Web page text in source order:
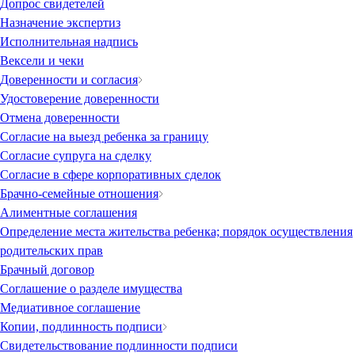
Допрос свидетелей
Назначение экспертиз
Исполнительная надпись
Вексели и чеки
Доверенности и согласия
Удостоверение доверенности
Отмена доверенности
Согласие на выезд ребенка за границу
Согласие супруга на сделку
Согласие в сфере корпоративных сделок
Брачно-семейные отношения
Алиментные соглашения
Определение места жительства ребенка; порядок осуществления
родительских прав
Брачный договор
Соглашение о разделе имущества
Медиативное соглашение
Копии, подлинность подписи
Свидетельствование подлинности подписи